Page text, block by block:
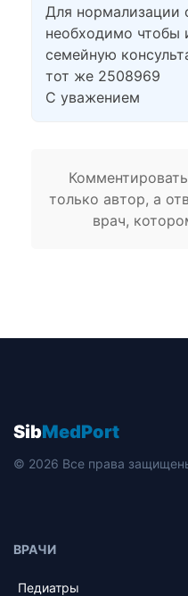
Для нормализации
необходимо чтобы
семейную
тот же 2508969
С уважением
только автор, а
врач,
SibMedPort
© 2026 Все права
ВРАЧИ
Педиатры